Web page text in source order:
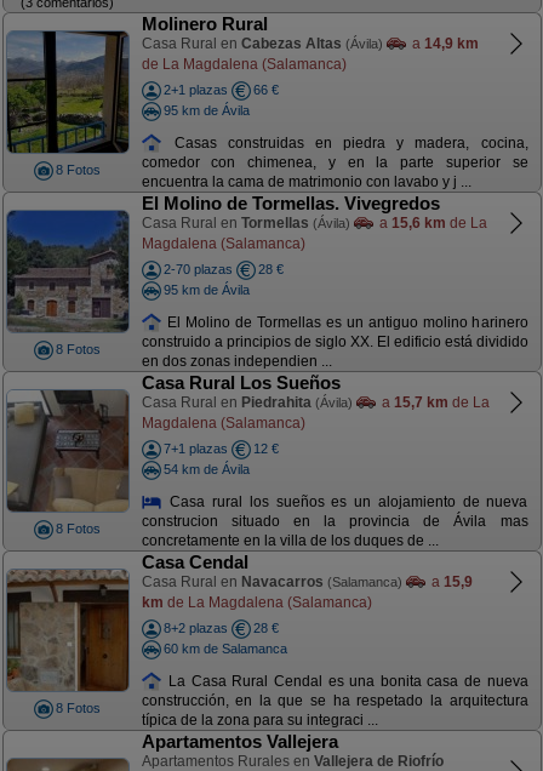
8 Fotos
Molinero Rural
Casa Rural en Cabezas Altas (Ávila) a 14,9 km
de La Magdalena (Salamanca)
2+1 plazas
66 €
95 km de Ávila
Casas construidas en piedra y madera, cocina,
comedor con chimenea, y en la parte superior se
encuentra la cama de matrimonio con lavabo y j ...
8 Fotos
El Molino de Tormellas. Vivegredos
Casa Rural en Tormellas (Ávila) a 15,6 km de La
Magdalena (Salamanca)
2-70 plazas
28 €
95 km de Ávila
El Molino de Tormellas es un antiguo molino harinero
construido a principios de siglo XX. El edificio está dividido
en dos zonas independien ...
8 Fotos
Casa Rural Los Sueños
Casa Rural en Piedrahita (Ávila) a 15,7 km de La
Magdalena (Salamanca)
7+1 plazas
12 €
54 km de Ávila
Casa rural los sueños es un alojamiento de nueva
construcion situado en la provincia de Ávila mas
concretamente en la villa de los duques de ...
8 Fotos
Casa Cendal
Casa Rural en Navacarros (Salamanca) a 15,9
km de La Magdalena (Salamanca)
8+2 plazas
28 €
60 km de Salamanca
La Casa Rural Cendal es una bonita casa de nueva
construcción, en la que se ha respetado la arquitectura
típica de la zona para su integraci ...
Apartamentos Vallejera
Apartamentos Rurales en Vallejera de Riofrío